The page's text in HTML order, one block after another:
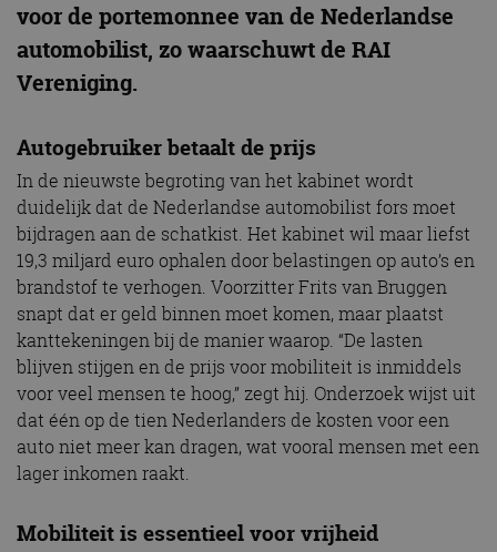
voor de portemonnee van de Nederlandse
automobilist, zo waarschuwt de RAI
Vereniging.
Autogebruiker betaalt de prijs
In de nieuwste begroting van het kabinet wordt
duidelijk dat de Nederlandse automobilist fors moet
bijdragen aan de schatkist. Het kabinet wil maar liefst
19,3 miljard euro ophalen door belastingen op auto’s en
brandstof te verhogen. Voorzitter Frits van Bruggen
snapt dat er geld binnen moet komen, maar plaatst
kanttekeningen bij de manier waarop. “De lasten
blijven stijgen en de prijs voor mobiliteit is inmiddels
voor veel mensen te hoog,” zegt hij. Onderzoek wijst uit
dat één op de tien Nederlanders de kosten voor een
auto niet meer kan dragen, wat vooral mensen met een
lager inkomen raakt.
Mobiliteit is essentieel voor vrijheid